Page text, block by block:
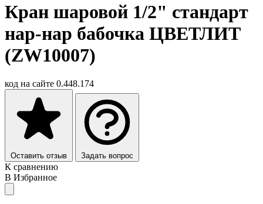
Кран шаровой 1/2" стандарт
нар-нар бабочка ЦВЕТЛИТ
(ZW10007)
код на сайте 0.448.174
Оставить отзыв Задать вопрос
К сравнению
В Избранное